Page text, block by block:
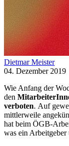
Dietmar Meister
04. Dezember 2019
Wie Anfang der
den
verboten. Auf
mittlerweile
hat beim ÖGB-
was ein